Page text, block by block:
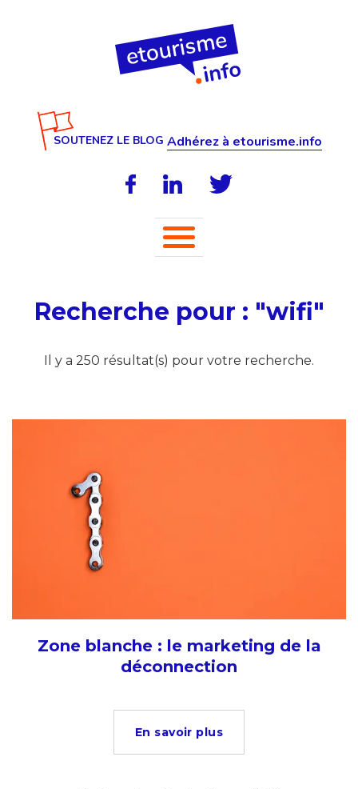
SOUTENEZ LE BLOG Adhérez à etourisme.info
Recherche pour : "wifi"
Il y a 250 résultat(s) pour votre recherche.
Zone blanche : le marketing de la
déconnection
En savoir plus